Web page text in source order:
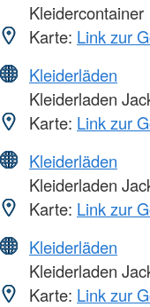
Kleidercontainer
Karte: Link zur
Kleiderläden
Kleiderladen
Karte: Link zur
Kleiderläden
Kleiderladen
Karte: Link zur
Kleiderläden
Kleiderladen
Karte: Link zur